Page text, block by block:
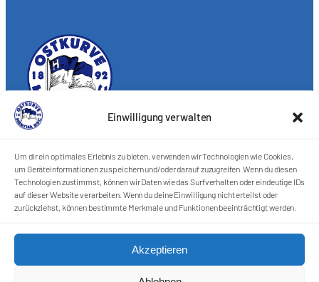
Einwilligung verwalten
Um dir ein optimales Erlebnis zu bieten, verwenden wir Technologien wie Cookies,
um Geräteinformationen zu speichern und/oder darauf zuzugreifen. Wenn du diesen
Technologien zustimmst, können wir Daten wie das Surfverhalten oder eindeutige IDs
auf dieser Website verarbeiten. Wenn du deine Einwilligung nicht erteilst oder
zurückziehst, können bestimmte Merkmale und Funktionen beeinträchtigt werden.
Akzeptieren
Sei ein Teil des Ganzen!
Kontakt
Impressum
Cookie-Richtlinie (EU)
Harlekins Berlin ’98